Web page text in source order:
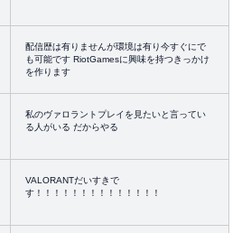
配信歴は有りませんが環境は有り今すぐにで
も可能です RiotGamesに興味を持つきっかけ
を作ります
私のヴァロラントプレイを見たいと言ってい
る人がいる だからやる
VALORANTだいすきで
す！！！！！！！！！！！！！！